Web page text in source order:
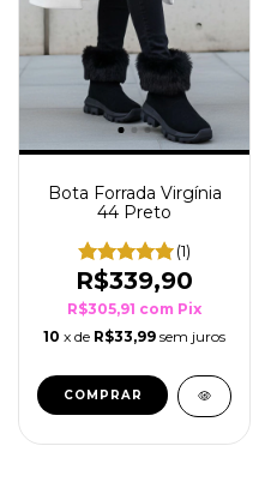
Bota Forrada Virgínia
44 Preto
(1)
R$339,90
R$305,91 com Pix
10 x de R$33,99 sem juros
COMPRAR